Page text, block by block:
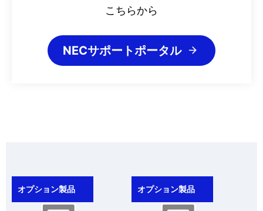
こちらから
NECサポートポータル
オプション製品 オプション製品